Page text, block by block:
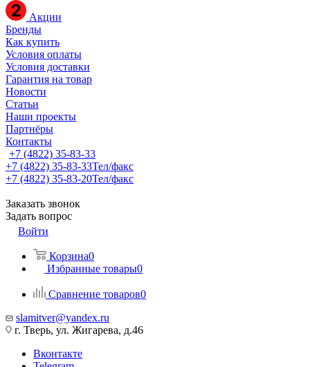
Акции
Бренды
Как купить
Условия оплаты
Условия доставки
Гарантия на товар
Новости
Статьи
Наши проекты
Партнёры
Контакты
+7 (4822) 35-83-33
+7 (4822) 35-83-33Тел/факс
+7 (4822) 35-83-20Тел/факс
Заказать звонок
Задать вопрос
Войти
Корзина0
Избранные товары0
Сравнение товаров0
slamitver@yandex.ru
г. Тверь, ул. Жигарева, д.46
Вконтакте